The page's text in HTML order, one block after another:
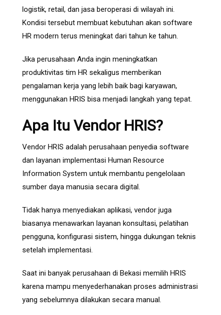
logistik, retail, dan jasa beroperasi di wilayah ini.
Kondisi tersebut membuat kebutuhan akan software
HR modern terus meningkat dari tahun ke tahun.
Jika perusahaan Anda ingin meningkatkan
produktivitas tim HR sekaligus memberikan
pengalaman kerja yang lebih baik bagi karyawan,
menggunakan HRIS bisa menjadi langkah yang tepat.
Apa Itu Vendor HRIS?
Vendor HRIS adalah perusahaan penyedia software
dan layanan implementasi Human Resource
Information System untuk membantu pengelolaan
sumber daya manusia secara digital.
Tidak hanya menyediakan aplikasi, vendor juga
biasanya menawarkan layanan konsultasi, pelatihan
pengguna, konfigurasi sistem, hingga dukungan teknis
setelah implementasi.
Saat ini banyak perusahaan di Bekasi memilih HRIS
karena mampu menyederhanakan proses administrasi
yang sebelumnya dilakukan secara manual.